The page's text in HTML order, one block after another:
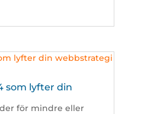
som lyfter din
för mindre eller